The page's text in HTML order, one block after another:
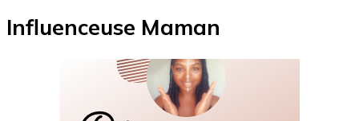
Influenceuse Maman